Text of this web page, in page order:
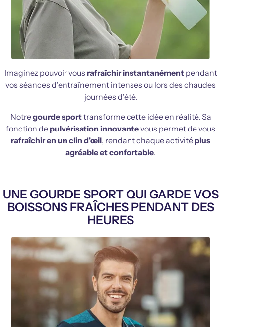
Imaginez pouvoir vous rafraîchir instantanémentpendant
vos séances d'entraînement intenses ou lors des chaudes
journées d'été.
Notregourde sporttransforme cette idée en réalité. Sa
fonction de pulvérisation innovantevous permet de vous
rafraîchir en un clin d'œil, rendant chaque activité plus
agréable et confortable.
UNE GOURDE SPORT QUI GARDE VOS
BOISSONS FRAÎCHES PENDANT DES
HEURES